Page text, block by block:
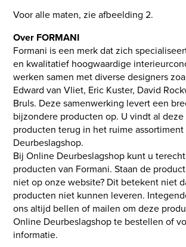
Voor alle maten, zie afbeelding 2.
Over FORMANI
Formani is een merk dat zich
en kwalitatief hoogwaardige
werken samen met diverse designers
Edward van Vliet, Eric Kuster, David
Bruls. Deze samenwerking levert een
bijzondere producten op. U vindt al deze
producten terug in het ruime
Deurbeslagshop.
Bij Online Deurbeslagshop kunt u
producten van Formani. Staan de
niet op onze website? Dit betekent niet
producten niet kunnen leveren.
ons altijd bellen of mailen om deze
Online Deurbeslagshop te bestellen of
informatie.